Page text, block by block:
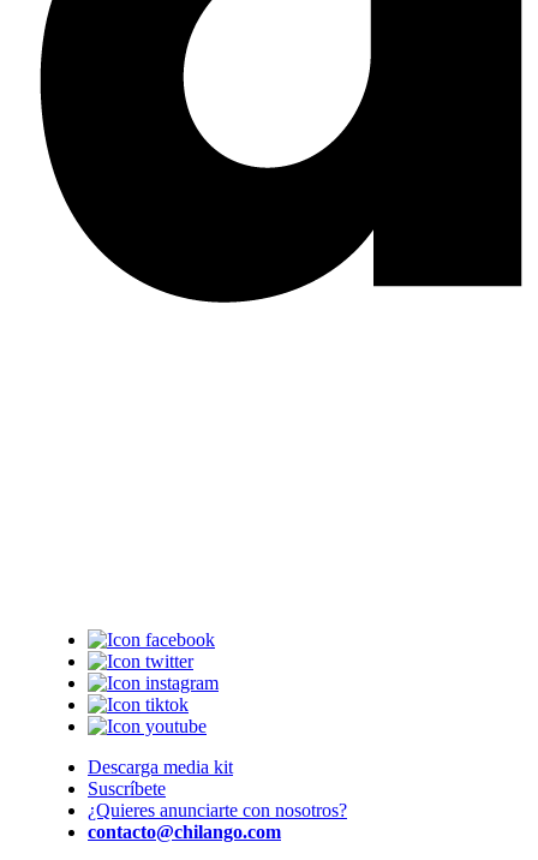
Descarga media kit
Suscríbete
¿Quieres anunciarte con nosotros?
contacto@chilango.com